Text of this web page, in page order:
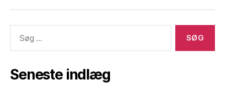
efter:
Seneste indlæg